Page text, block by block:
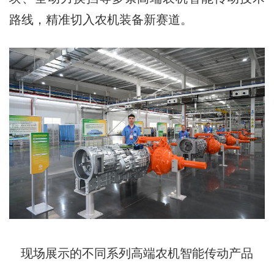
路线，精准切入农机装备新赛道。
现场展示的不同系列高端农机智能传动产品